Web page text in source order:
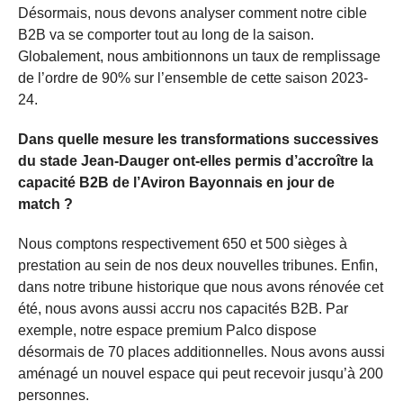
Désormais, nous devons analyser comment notre cible
B2B va se comporter tout au long de la saison.
Globalement, nous ambitionnons un taux de remplissage
de l’ordre de 90% sur l’ensemble de cette saison 2023-
24.
Dans quelle mesure les transformations successives
du stade Jean-Dauger ont-elles permis d’accroître la
capacité B2B de l’Aviron Bayonnais en jour de
match ?
Nous comptons respectivement 650 et 500 sièges à
prestation au sein de nos deux nouvelles tribunes. Enfin,
dans notre tribune historique que nous avons rénovée cet
été, nous avons aussi accru nos capacités B2B. Par
exemple, notre espace premium Palco dispose
désormais de 70 places additionnelles. Nous avons aussi
aménagé un nouvel espace qui peut recevoir jusqu’à 200
personnes.